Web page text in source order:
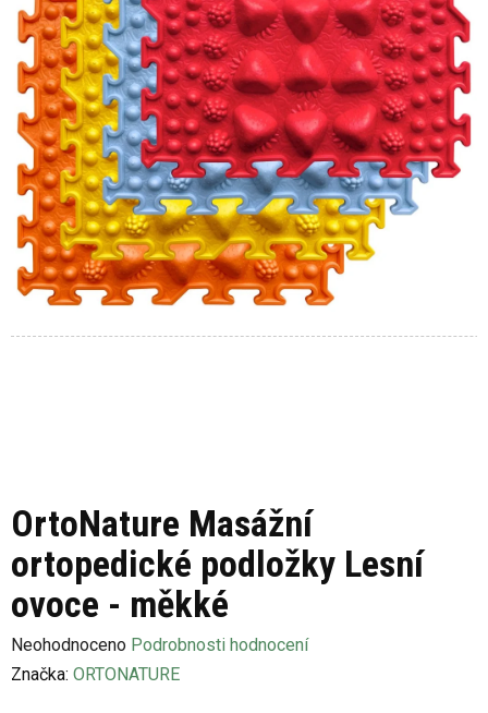
OrtoNature Masážní
ortopedické podložky Lesní
ovoce - měkké
Průměrné
hodnocení
Neohodnoceno Podrobnosti hodnocení
Značka: ORTONATURE